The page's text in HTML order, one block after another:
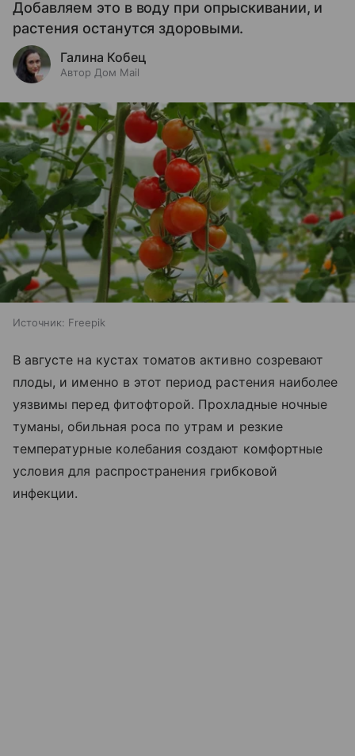
Добавляем это в воду при опрыскивании, и
растения останутся здоровыми.
Галина Кобец
Автор Дом Mail
Источник: Freepik
В августе на кустах томатов активно созревают
плоды, и именно в этот период растения наиболее
уязвимы перед фитофторой. Прохладные ночные
туманы, обильная роса по утрам и резкие
температурные колебания создают комфортные
условия для распространения грибковой
инфекции.